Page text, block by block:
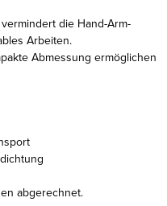
die Hand-Arm-
Arbeiten.
Abmessung ermöglichen
abgerechnet.